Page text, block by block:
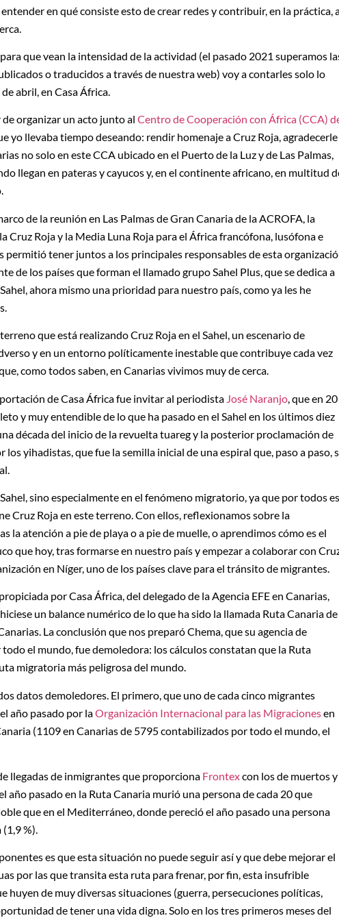
en qué consiste esto de crear redes y contribuir, en la práctica,
que vean la intensidad de la actividad (el pasado 2021 superamos
o traducidos a través de nuestra web) voy a contarles solo lo
abril, en Casa África.
organizar un acto junto al Centro de Cooperación con África (CCA)
yo llevaba tiempo deseando: rendir homenaje a Cruz Roja, agradecerle
no solo en este CCA ubicado en el Puerto de la Luz y de Las Palmas,
llegan en pateras y cayucos y, en el continente africano, en multitud
de la reunión en Las Palmas de Gran Canaria de la ACROFA, la
Cruz Roja y la Media Luna Roja para el África francófona, lusófona e
permitió tener juntos a los principales responsables de esta
de los países que forman el llamado grupo Sahel Plus, que se dedica a
ahora mismo una prioridad para nuestro país, como ya les he
que está realizando Cruz Roja en el Sahel, un escenario de
y en un entorno políticamente inestable que contribuye cada vez
como todos saben, en Canarias vivimos muy de cerca.
de Casa África fue invitar al periodista José Naranjo , que en 20
y muy entendible de lo que ha pasado en el Sahel en los últimos diez
década del inicio de la revuelta tuareg y la posterior proclamación de
yihadistas, que fue la semilla inicial de una espiral que, paso a paso,
sino especialmente en el fenómeno migratorio, ya que por todos es
Cruz Roja en este terreno. Con ellos, reflexionamos sobre la
la atención a pie de playa o a pie de muelle, o aprendimos cómo es el
que hoy, tras formarse en nuestro país y empezar a colaborar con
en Níger, uno de los países clave para el tránsito de migrantes.
por Casa África, del delegado de la Agencia EFE en Canarias,
un balance numérico de lo que ha sido la llamada Ruta Canaria de
La conclusión que nos preparó Chema, que su agencia de
el mundo, fue demoledora: los cálculos constatan que la Ruta
migratoria más peligrosa del mundo.
datos demoledores. El primero, que uno de cada cinco migrantes
año pasado por laOrganización Internacional para las Migracionesen
(1109 en Canarias de 5795 contabilizados por todo el mundo, el
llegadas de inmigrantes que proporciona Frontexcon los de muertos y
año pasado en la Ruta Canaria murió una persona de cada 20 que
que en el Mediterráneo, donde pereció el año pasado una persona
%).
es que esta situación no puede seguir así y que debe mejorar el
por las que transita esta ruta para frenar, por fin, esta insufrible
huyen de muy diversas situaciones (guerra, persecuciones políticas,
de tener una vida digna. Solo en los tres primeros meses del